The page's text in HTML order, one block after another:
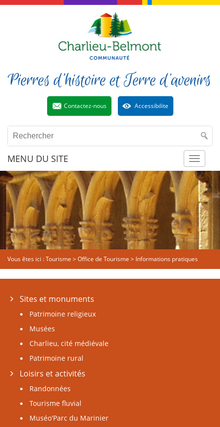
Contactez-nous Accessibilite
MENU DU SITE
Vous êtes ici :Tourisme >Office de Tourisme > Informations pratiques
Sites et monuments
Patrimoine religieux
Musées
Charlieu, cité médiévale
Patrimoine rural
Loisirs et activités
Randonnées
Tourisme fluvial
Muséo'Parc du Marinier